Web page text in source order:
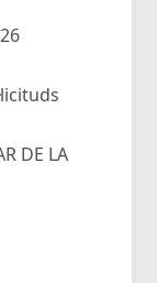
DE LA